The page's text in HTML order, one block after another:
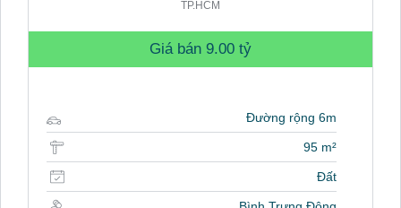
TP.HCM
Giá bán 9.00 tỷ
Đường rộng 6m
95 m²
Đất